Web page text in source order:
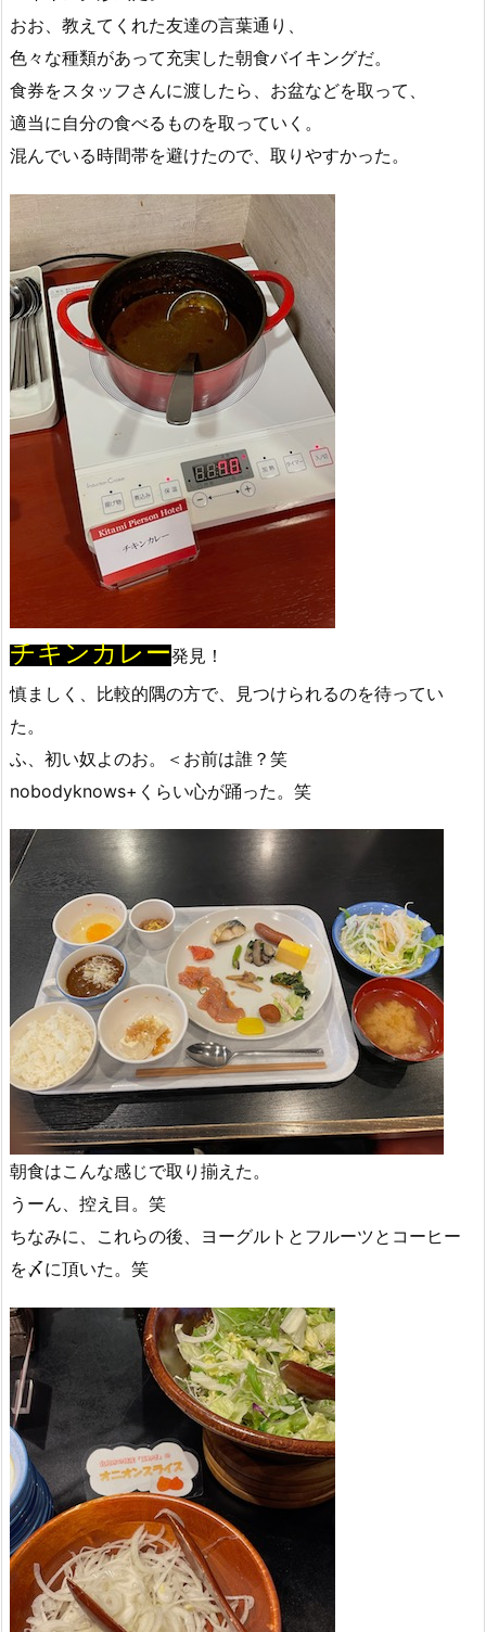
おお、教えてくれた友達の言葉通り、
色々な種類があって充実した朝食バイキングだ。
食券をスタッフさんに渡したら、お盆などを取って、
適当に自分の食べるものを取っていく。
混んでいる時間帯を避けたので、取りやすかった。
チキンカレー発見！
慎ましく、比較的隅の方で、見つけられるのを待ってい
た。
ふ、初い奴よのお。＜お前は誰？笑
nobodyknows+くらい心が踊った。笑
朝食はこんな感じで取り揃えた。
うーん、控え目。笑
ちなみに、これらの後、ヨーグルトとフルーツとコーヒー
を〆に頂いた。笑